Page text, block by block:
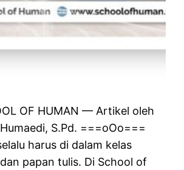
OF HUMAN — Artikel oleh
S.Pd. ===oOo===
harus di dalam kelas
papan tulis. Di School of